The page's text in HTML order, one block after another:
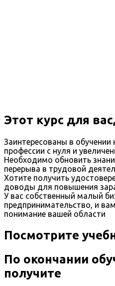
Этот курс для
Заинтересованы в
профессии с нуля и
Необходимо обновить
перерыва в трудовой
Хотите получить
доводы для повышения
У вас собственный малый
предпринимательство, и
понимание вашей области
Посмотрите
По окончании
получите